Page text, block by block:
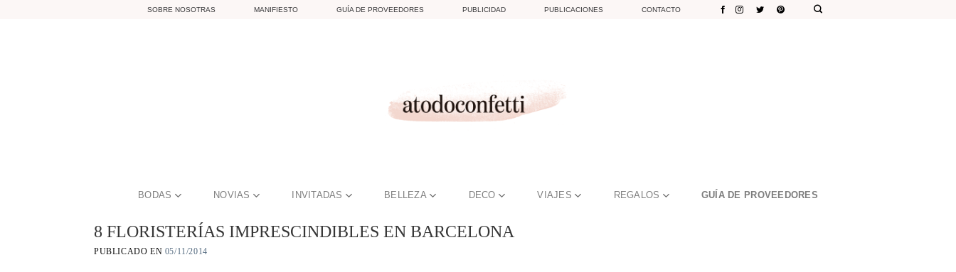
SOBRE NOSOTRAS MANIFIESTO GUÍA DE PROVEEDORES PUBLICIDAD PUBLICACIONES CONTACTO
BODAS NOVIAS INVITADAS BELLEZA DECO VIAJES REGALOS GUÍA DE PROVEEDORES
8 FLORISTERÍAS IMPRESCINDIBLES EN BARCELONA
PUBLICADO EN 05/11/2014